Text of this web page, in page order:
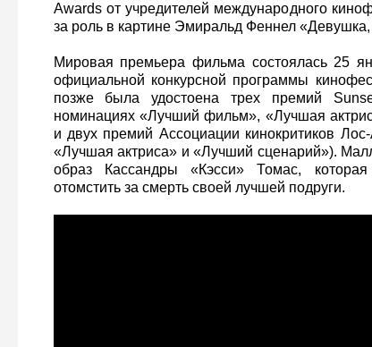
Awards от учредителей международного
за роль в картине Эмиральд Феннел
Мировая премьера фильма состоялась 25
официальной конкурсной программы
позже была удостоена трех премий
номинациях «Лучший фильм», «Лучшая
и двух премий Ассоциации кинокритиков
«Лучшая актриса» и «Лучший сценарий»).
образ Кассандры «Кэсси» Томас,
отомстить за смерть своей лучшей подруги.